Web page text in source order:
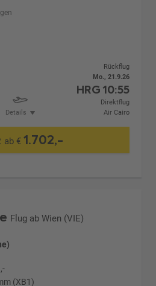
Details
Rückflug
Mo., 21.9.26
HRG 10:55
Direktflug
Air Cairo
ab € 1.702,-
Flug ab Wien (VIE)
(XB1)